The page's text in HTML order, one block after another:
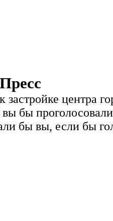
застройке центра
бы
бы вы, если бы